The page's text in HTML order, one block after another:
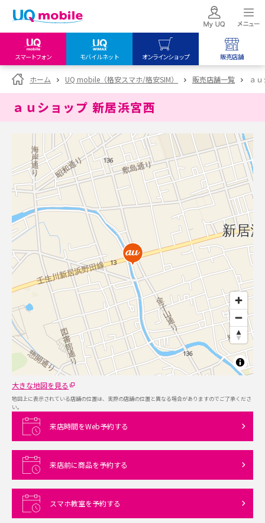
スマートフォン モバイルネット オンラインショップ 販売店舗
my UQ WiMAX
UQ WiMAX ご契約の方
My UQ mobile
UQ mobile
データチャージサイト
UQ mobile
オンラインショップ
UQ WiMAX
UQ mobile
販売店舗
UQ WiMAX
ホーム UQ mobile（格安スマホ/格安SIM） 販売店舗一覧 ａ
ａｕショップ 新居浜宮西
大きな地図を見る
地図上に表示されている店舗の位置は、実際の店舗の位置と異なる場合がありますのでご了承くださ
い。
来店時間をWeb予約する
来店前に商品を予約する
スマホ教室を予約する